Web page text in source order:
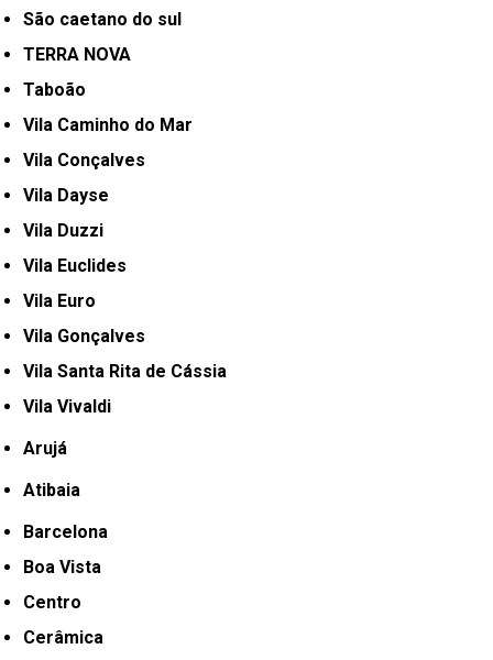
São caetano do sul
TERRA NOVA
Taboão
Vila Caminho do Mar
Vila Conçalves
Vila Dayse
Vila Duzzi
Vila Euclides
Vila Euro
Vila Gonçalves
Vila Santa Rita de Cássia
Vila Vivaldi
Arujá
Atibaia
Barcelona
Boa Vista
Centro
Cerâmica